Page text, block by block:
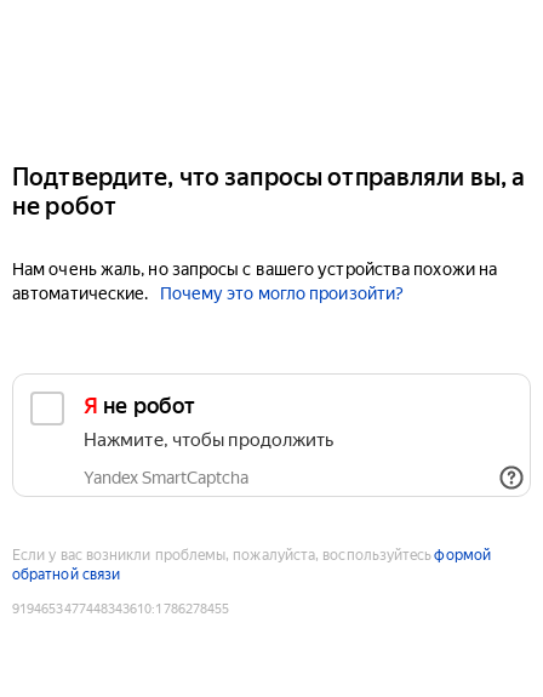
Подтвердите, что запросы отправляли вы, а
не робот
Нам очень жаль, но запросы с вашего устройства похожи на
автоматические.
Почему это могло произойти?
Я не робот
Нажмите, чтобы продолжить
Yandex SmartCaptcha
Если у вас возникли проблемы, пожалуйста, воспользуйтесьформой
обратной связи
9194653477448343610:1786278455